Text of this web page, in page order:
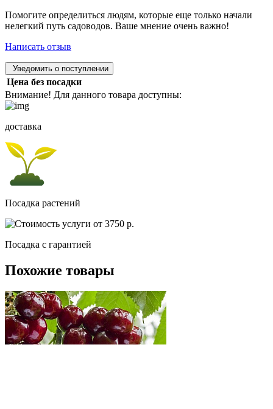
Помогите определиться людям, которые еще только начали
нелегкий путь садоводов. Ваше мнение очень важно!
Написать отзыв
Уведомить о поступлении
Цена без посадки
Внимание! Для данного товара доступны:
доставка
Посадка растений
Посадка c гарантией
Похожие товары